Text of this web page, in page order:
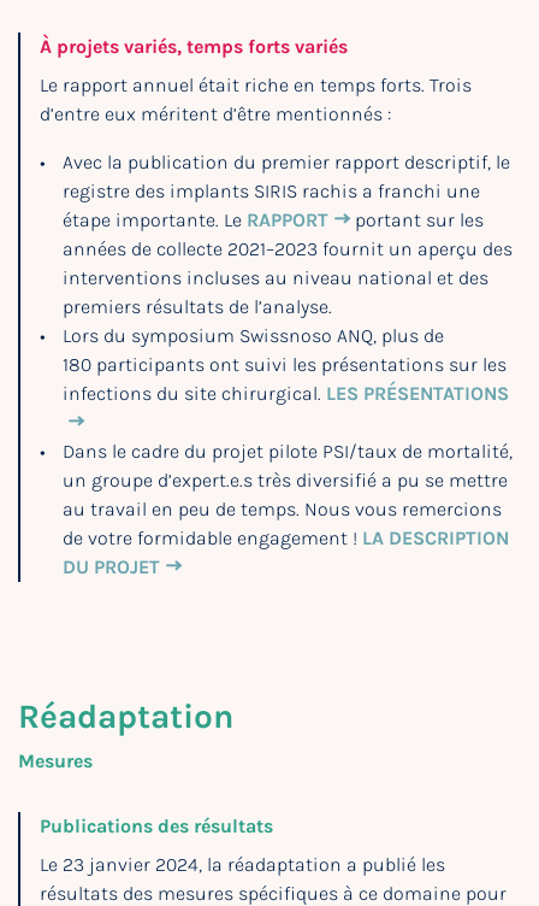
À projets variés, temps forts variés
Le rapport annuel était riche en temps forts. Trois
d’entre eux méritent d’être mentionnés :
Avec la publication du premier rapport descriptif, le
registre des implants SIRIS rachis a franchi une
étape importante. Le RAPPORT
portant sur les
années de collecte 2021–2023 fournit un aperçu des
interventions incluses au niveau national et des
premiers résultats de l’analyse.
Lors du symposium Swissnoso ANQ, plus de
180 participants ont suivi les présentations sur les
infections du site chirurgical. LES PRÉSENTATIONS
Dans le cadre du projet pilote PSI/taux de mortalité,
un groupe d’expert.e.s très diversifié a pu se mettre
au travail en peu de temps. Nous vous remercions
de votre formidable engagement ! LA DESCRIPTION
DU PROJET
Réadaptation
Mesures
Publications des résultats
Le 23 janvier 2024, la réadaptation a publié les
résultats des mesures spécifiques à ce domaine pour